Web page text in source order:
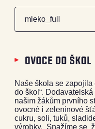
mleko_full
ovoce do škol
Naše škola se
do škol“.
našim žákům prvního
ovocné i zeleninové
cukru, soli, tuků,
výrobky. Snažíme se